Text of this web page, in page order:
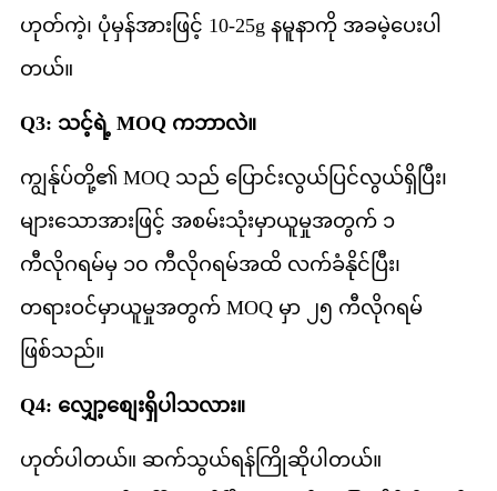
ဟုတ်ကဲ့၊ ပုံမှန်အားဖြင့် 10-25g နမူနာကို အခမဲ့ပေးပါ
တယ်။
Q3: သင့်ရဲ့ MOQ ကဘာလဲ။
ကျွန်ုပ်တို့၏ MOQ သည် ပြောင်းလွယ်ပြင်လွယ်ရှိပြီး၊
များသောအားဖြင့် အစမ်းသုံးမှာယူမှုအတွက် ၁
ကီလိုဂရမ်မှ ၁၀ ကီလိုဂရမ်အထိ လက်ခံနိုင်ပြီး၊
တရားဝင်မှာယူမှုအတွက် MOQ မှာ ၂၅ ကီလိုဂရမ်
ဖြစ်သည်။
Q4: လျှော့စျေးရှိပါသလား။
ဟုတ်ပါတယ်။ ဆက်သွယ်ရန်ကြိုဆိုပါတယ်။